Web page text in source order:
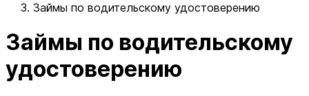
Займы по водительскому удостоверению
Займы по водительскому
удостоверению